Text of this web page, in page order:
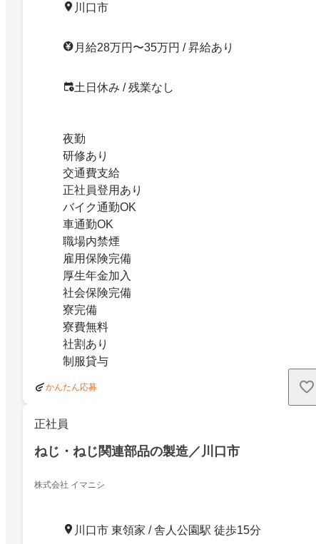
川口市
月給28万円〜35万円 / 昇給あり
土日休み / 残業なし
夜勤
研修あり
交通費支給
正社員登用あり
バイク通勤OK
車通勤OK
職場内禁煙
雇用保険完備
厚生年金加入
社会保険完備
寮完備
寮費無料
社割あり
制服貸与
かんたん応募
正社員
ねじ・ねじ関連部品の製造／川口市
株式会社 イマニシ
川口市 東領家 / 舎人公園駅 徒歩15分